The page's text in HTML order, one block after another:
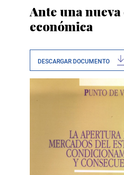
Ante una
económica
DESCARGAR DOCUMENTO